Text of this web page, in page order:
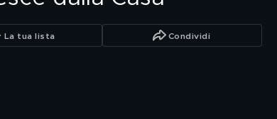
La tua lista Condividi